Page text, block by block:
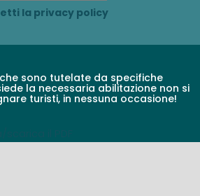
la privacy policy
sono tutelate da specifiche
la necessaria abilitazione non si
turisti, in nessuna occasione!